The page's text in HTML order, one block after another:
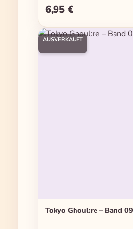
Regulärer Preis:
6,95 €
AUSVERKAUFT
Tokyo Ghoul:re – Band 09